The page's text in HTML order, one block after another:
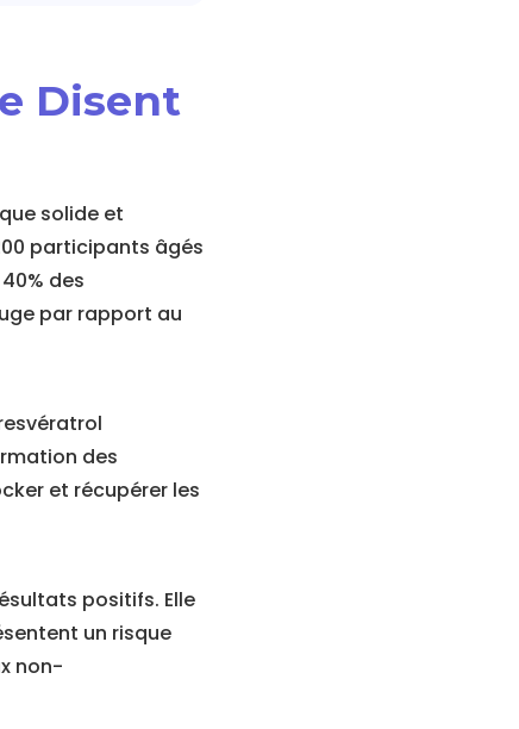
Disent
solide et
participants âgés
des
par rapport au
des
et récupérer les
positifs. Elle
un risque
non-